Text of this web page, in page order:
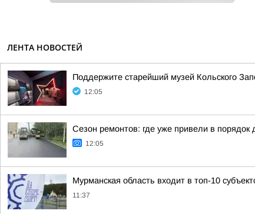
ЛЕНТА НОВОСТЕЙ
Поддержите старейший музей Кольского
12:05
Сезон ремонтов: где уже привели в порядок
12:05
Мурманская область входит в топ-10
11:37